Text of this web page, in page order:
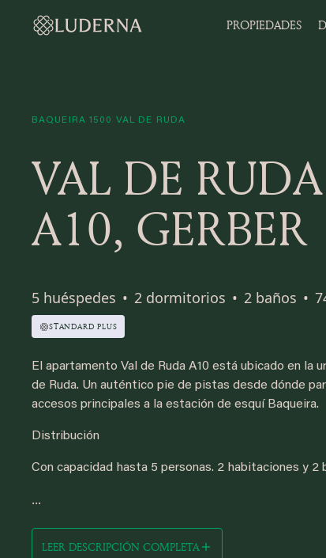
PROPIEDADES
BAQUEIRA 1500 VAL DE RUDA
VAL DE RUDA
A10, GERBER
5 huéspedes • 2 dormitorios • 2 baños •
STANDARD PLUS
El apartamento Val de Ruda A10 está ubicado en la
de Ruda. Un auténtico pie de pistas desde dónde
accesos principales a la estación de esquí Baqueira.
Distribución
Con capacidad hasta 5 personas. 2 habitaciones y 2
...
LEER DESCRIPCIÓN COMPLETA